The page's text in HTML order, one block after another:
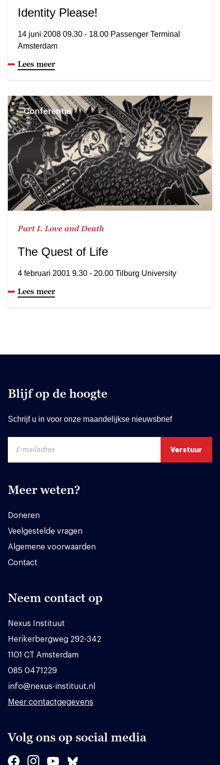
Identity Please!
14 juni 2008 09.30 - 18.00 Passenger Terminal
Amsterdam
Lees meer
Conferentie
Part I. Love and Death
The Quest of Life
4 februari 2001 9.30 - 20.00 Tilburg University
Lees meer
Blijf op de hoogte
Schrijf u in voor onze maandelijkse nieuwsbrief
Meer weten?
Doneren
Veelgestelde vragen
Algemene voorwaarden
Contact
Neem contact op
Nexus Instituut
Herikerbergweg 292-342
1101 CT Amsterdam
085 0471229
info@nexus-instituut.nl
Meer contactgegevens
Volg ons op social media